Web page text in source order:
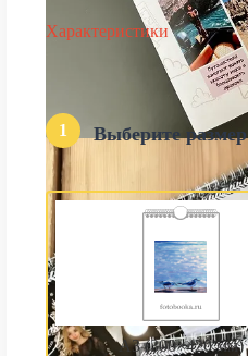
Характеристики
1 Выберите размер
А3 (300×420 мм)